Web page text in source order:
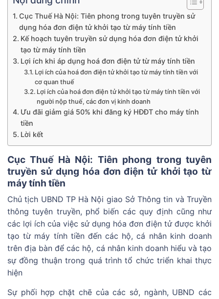
Cục Thuế Hà Nội: Tiên phong trong tuyên truyền sử
dụng hóa đơn điện tử khởi tạo từ máy tính tiền
Kế hoạch tuyên truyền sử dụng hóa đơn điện tử khởi
tạo từ máy tính tiền
Lợi ích khi áp dụng hoá đơn điện tử từ máy tính tiền
Lợi ích của hoá đơn điện tử khởi tạo từ máy tính tiền với
cơ quan thuế
Lợi ích của hoá đơn điện tử khởi tạo từ máy tính tiền với
người nộp thuế, các đơn vị kinh doanh
Ưu đãi giảm giá 50% khi đăng ký HĐĐT cho máy tính
tiền
Lời kết
Cục Thuế Hà Nội: Tiên phong trong tuyên
truyền sử dụng hóa đơn điện tử khởi tạo từ
máy tính tiền
Chủ tịch UBND TP Hà Nội giao Sở Thông tin và Truyền
thông tuyên truyền, phổ biến các quy định cũng như
các lợi ích của việc sử dụng hóa đơn điện tử được khởi
tạo từ máy tính tiền đến các hộ, cá nhân kinh doanh
trên địa bàn để các hộ, cá nhân kinh doanh hiểu và tạo
sự đồng thuận trong quá trình tổ chức triển khai thực
hiện
Sự phối hợp chặt chẽ của các sở, ngành, UBND các